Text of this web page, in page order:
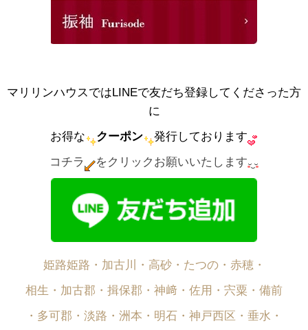
マリリンハウスではLINEで友だち登録してくださった方
に
お得な
クーポン
発行しております
コチラ
をクリックお願いいたします
姫路姫路・加古川・高砂・たつの・赤穂・
相生・加古郡・揖保郡・神﨑・佐用・宍粟・備前
・多可郡・淡路・洲本・明石・神戸西区・垂水・